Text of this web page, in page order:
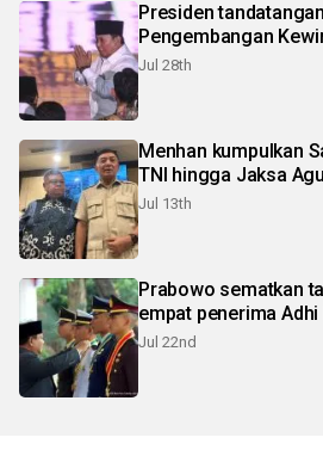
Presiden
Pengembangan
Jul 28th
Menhan kumpulkan
TNI hingga Jaksa
Jul 13th
Prabowo sematkan
empat penerima
Jul 22nd